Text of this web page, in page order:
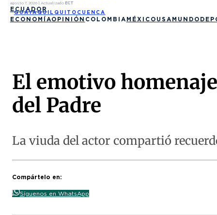
agosto 7, 2026| Actualizado ECT
ECUADOR
GUAYAQUIL QUITO CUENCA
ECONOMÍAOPINIÓN COLOMBIA MÉXICO USA MUNDO
El emotivo
del Padre
La viuda del actor compartió
Compártelo en:
Síguenos en WhatsApp